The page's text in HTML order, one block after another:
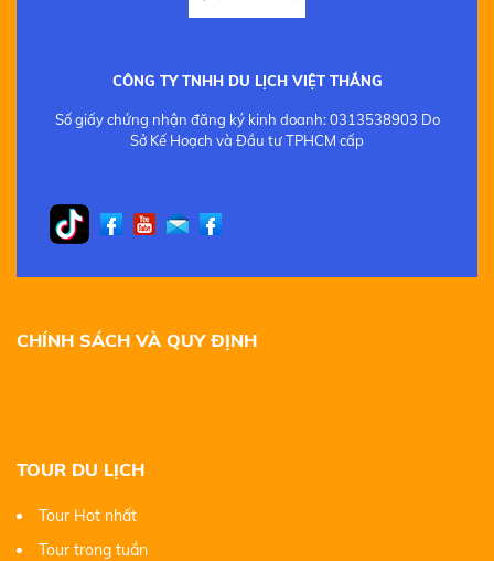
CÔNG TY TNHH DU LỊCH VIỆT THẮNG
Số giấy chứng nhận đăng ký kinh doanh: 0313538903 Do
Sở Kế Hoạch và Đầu tư TPHCM cấp
CHÍNH SÁCH VÀ QUY ĐỊNH
TOUR DU LỊCH
Tour Hot nhất
Tour trong tuần